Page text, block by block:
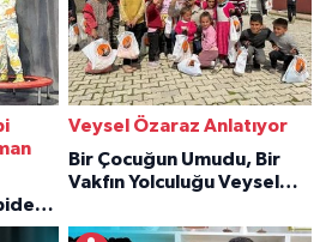
Veysel Özaraz Anlatıyor
Bir Çocuğun Umudu, Bir
Vakfın Yolculuğu Veysel